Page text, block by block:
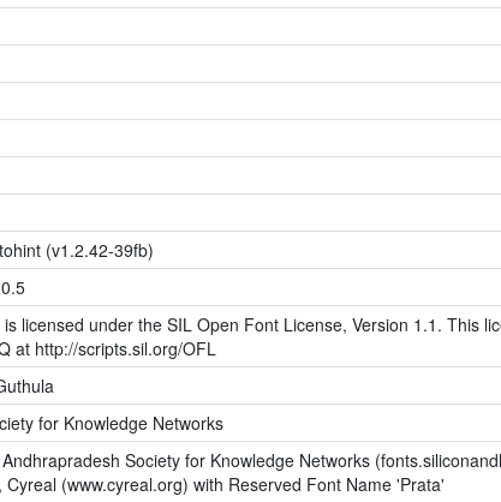
(v1.2.42-39fb)
licensed under the SIL Open Font License, Version 1.1. This
at http://scripts.sil.org/OFL
for Knowledge Networks
Society for Knowledge Networks
(www.cyreal.org) with Reserved Font Name 'Prata'